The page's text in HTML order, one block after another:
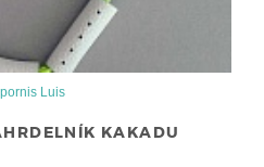
Luis
KAKADU